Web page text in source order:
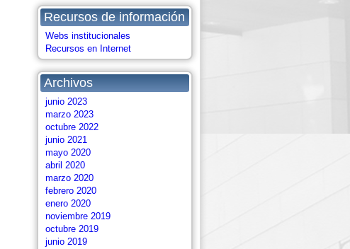
Recursos de información
Webs institucionales
Recursos en Internet
Archivos
junio 2023
marzo 2023
octubre 2022
junio 2021
mayo 2020
abril 2020
marzo 2020
febrero 2020
enero 2020
noviembre 2019
octubre 2019
junio 2019